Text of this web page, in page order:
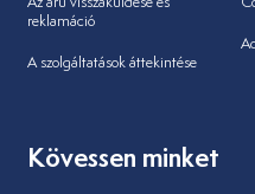
reklamáció
A szolgáltatások áttekintése
Kövessen minket